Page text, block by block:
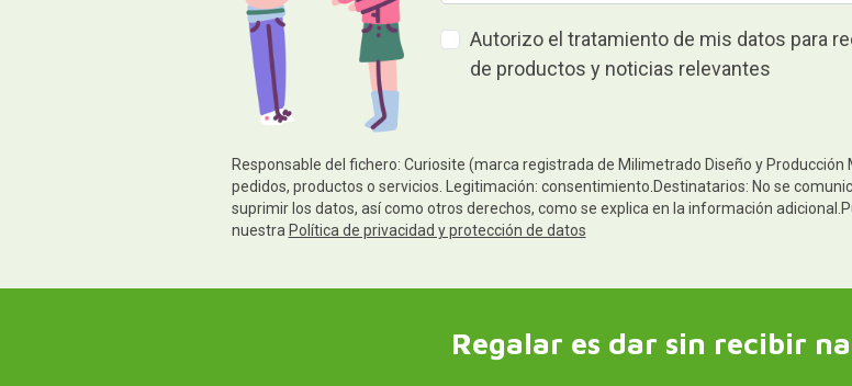
Autorizo el tratamiento de mis datos para
de productos y noticias relevantes
Responsable del fichero: Curiosite (marca registrada de Milimetrado Diseño y
pedidos, productos o servicios. Legitimación: consentimiento.Destinatarios: No se
suprimir los datos, así como otros derechos, como se explica en la información
nuestra Política de privacidad y protección de datos
Regalar es dar sin recibir